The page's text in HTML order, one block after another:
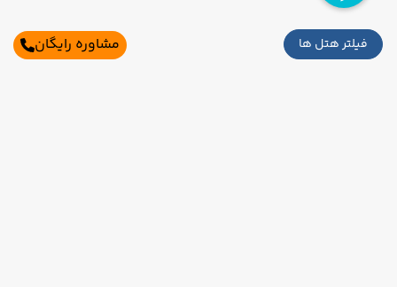
فیلتر هتل ها مشاوره رایگان